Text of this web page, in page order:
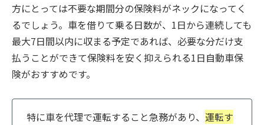
方にとっては不要な期間分の保険料がネックになってく
るでしょう。車を借りて乗る日数が、1日から連続しても
最大7日間以内に収まる予定であれば、必要な分だけ支
払うことができて保険料を安く抑えられる1日自動車保
険がおすすめです。
特に車を代理で運転すること急務があり、 運転す